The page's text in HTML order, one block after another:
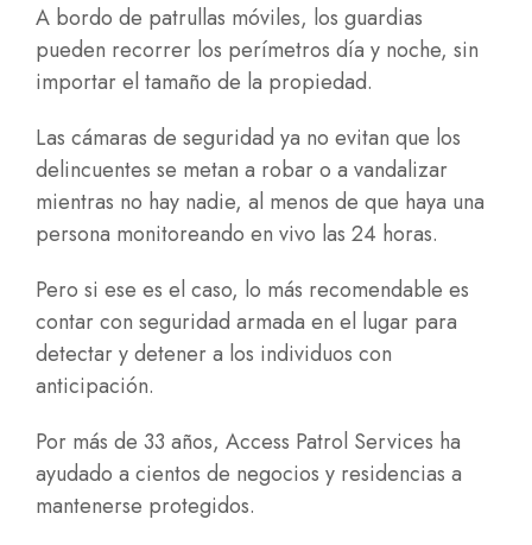
A bordo de patrullas móviles, los guardias
pueden recorrer los perímetros día y noche, sin
importar el tamaño de la propiedad.
Las cámaras de seguridad ya no evitan que los
delincuentes se metan a robar o a vandalizar
mientras no hay nadie, al menos de que haya una
persona monitoreando en vivo las 24 horas.
Pero si ese es el caso, lo más recomendable es
contar con seguridad armada en el lugar para
detectar y detener a los individuos con
anticipación.
Por más de 33 años, Access Patrol Services ha
ayudado a cientos de negocios y residencias a
mantenerse protegidos.